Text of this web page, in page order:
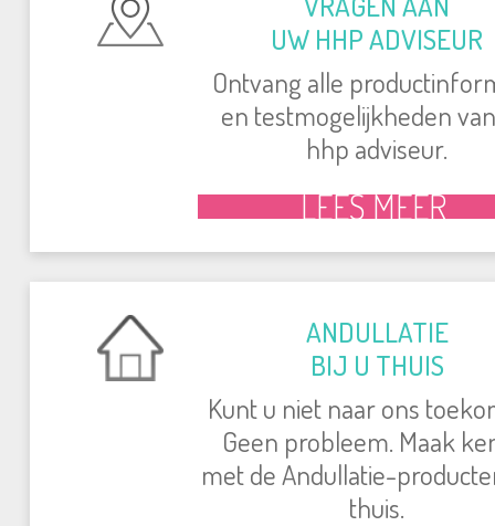
UW HHP ADVISEUR
Ontvang alle
en testmogelijkheden
hhp adviseur.
LEES MEER
ANDULLATIE
BIJ U THUIS
Kunt u niet naar ons
Geen probleem. Maak
met de Andullatie-
thuis.